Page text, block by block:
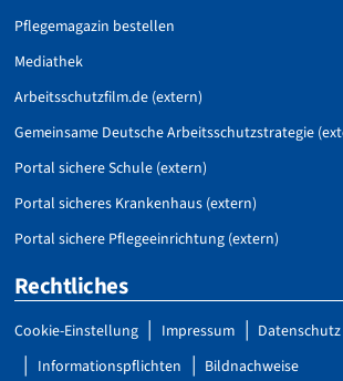
Pflegemagazin bestellen
Mediathek
Arbeitsschutzfilm.de (extern)
Gemeinsame Deutsche Arbeitsschutzstrategie
Portal sichere Schule (extern)
Portal sicheres Krankenhaus (extern)
Portal sichere Pflegeeinrichtung (extern)
Rechtliches
Cookie-Einstellung Impressum
Datenschutz
Informationspflichten
Bildnachweise